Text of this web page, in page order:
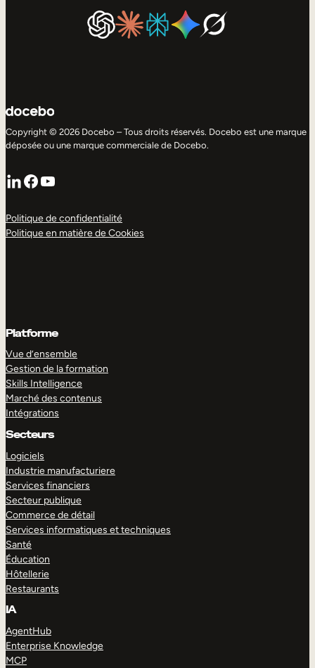
Copyright © 2026 Docebo – Tous droits réservés. Docebo est une marque
déposée ou une marque commerciale de Docebo.
LinkedIn
Facebook
YouTube
Politique de confidentialité
Politique en matière de Cookies
Platforme
Vue d’ensemble
Gestion de la formation
Skills Intelligence
Marché des contenus
Intégrations
Secteurs
Logiciels
Industrie manufacturiere
Services financiers
Secteur publique
Commerce de détail
Services informatiques et techniques
Santé
Éducation
Hôtellerie
Restaurants
IA
AgentHub
Enterprise Knowledge
MCP